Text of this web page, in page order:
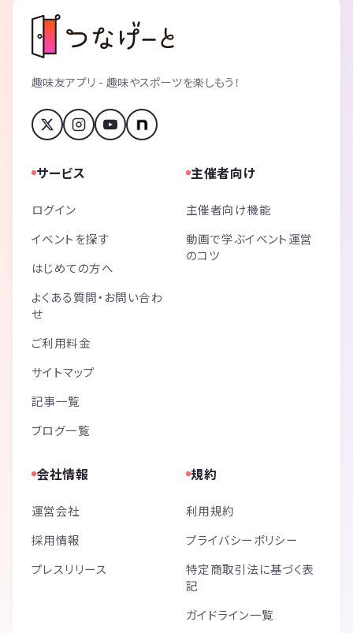
趣味友アプリ - 趣味やスポーツを楽しもう！
サービス
ログイン
イベントを探す
はじめての方へ
よくある質問・お問い合わ
せ
ご利用料金
サイトマップ
記事一覧
ブログ一覧
主催者向け
主催者向け機能
動画で学ぶイベント運営
のコツ
会社情報
運営会社
採用情報
プレスリリース
規約
利用規約
プライバシーポリシー
特定商取引法に基づく表
記
ガイドライン一覧